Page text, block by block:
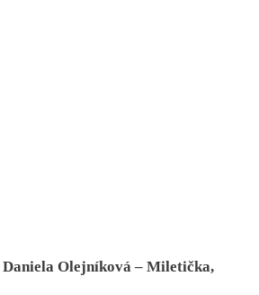
Olejníková – Miletička,